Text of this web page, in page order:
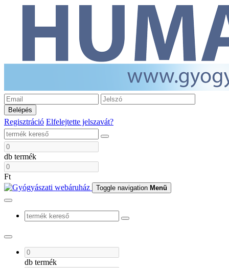
Belépés
Regisztráció Elfelejtette jelszavát?
db termék
Ft
Toggle navigation Menü
db termék